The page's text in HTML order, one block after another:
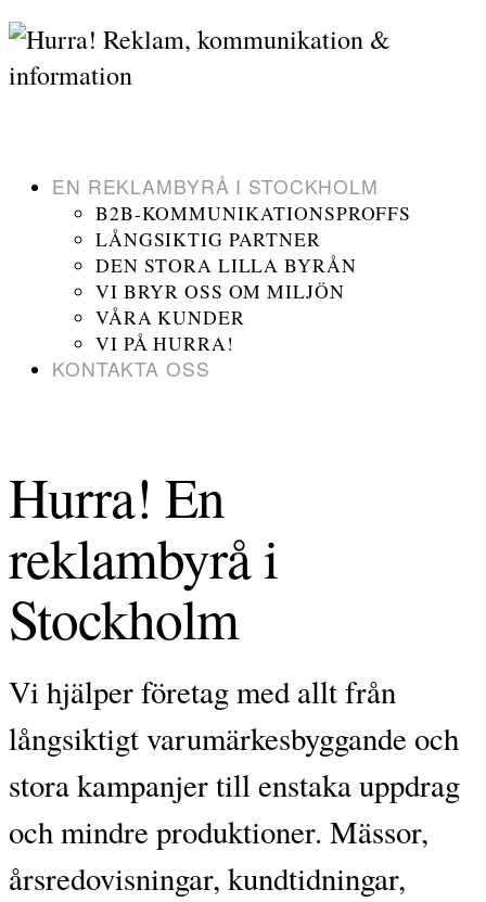
EN REKLAMBYRÅ I STOCKHOLM
B2B-KOMMUNIKATIONSPROFFS
LÅNGSIKTIG PARTNER
DEN STORA LILLA BYRÅN
VI BRYR OSS OM MILJÖN
VÅRA KUNDER
VI PÅ HURRA!
KONTAKTA OSS
Hurra! En
reklambyrå i
Stockholm
Vi hjälper företag med allt från
långsiktigt varumärkesbyggande och
stora kampanjer till enstaka uppdrag
och mindre produktioner. Mässor,
årsredovisningar, kundtidningar,